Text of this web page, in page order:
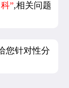
”,相关问题
您针对性分